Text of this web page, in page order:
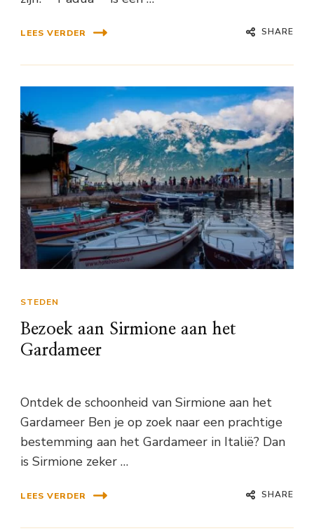
LEES VERDER SHARE
STEDEN
Bezoek aan Sirmione aan het
Gardameer
Ontdek de schoonheid van Sirmione aan het
Gardameer Ben je op zoek naar een prachtige
bestemming aan het Gardameer in Italië? Dan
is Sirmione zeker …
LEES VERDER SHARE